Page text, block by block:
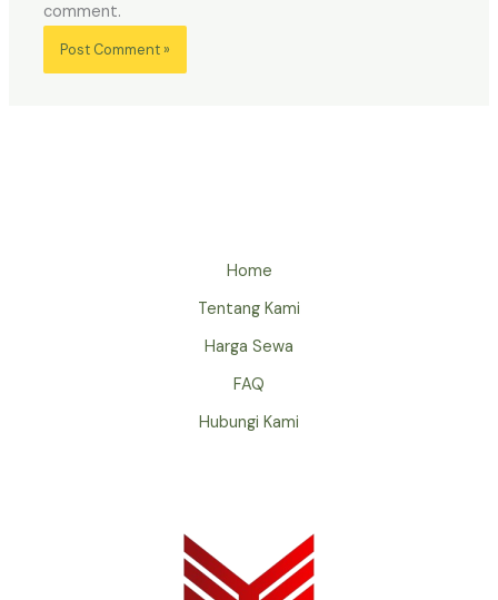
comment.
Home
Tentang Kami
Harga Sewa
FAQ
Hubungi Kami